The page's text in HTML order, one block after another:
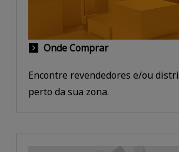
Onde Comprar
Encontre revendedores e/ou
perto da sua zona.